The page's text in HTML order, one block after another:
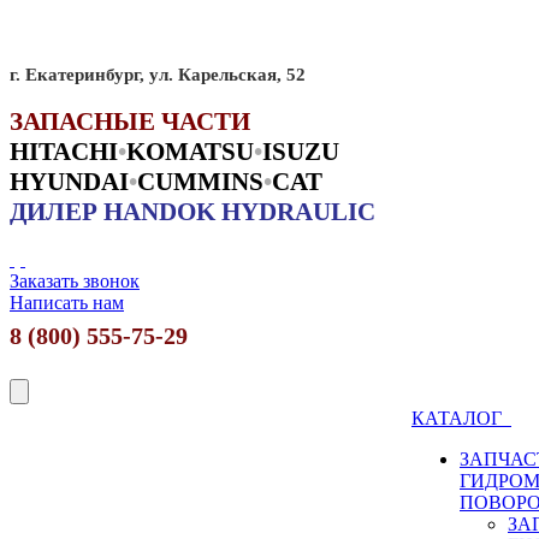
г. Екатеринбург, ул. Карельская, 52
ЗАПАСНЫЕ ЧАСТИ
HITACHI•KOMATSU•ISUZU
HYUNDAI•CUMMINS•CAT
ДИЛЕР HANDOK HYDRAULIC
Заказать звонок
Написать нам
8 (800) 555-75-29
КАТАЛОГ